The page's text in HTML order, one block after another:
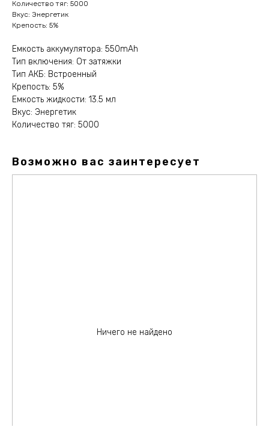
Количество тяг: 5000
Вкус: Энергетик
Крепость: 5%
Емкость аккумулятора: 550mAh
Тип включения: От затяжки
Тип АКБ: Встроенный
Крепость: 5%
Емкость жидкости: 13.5 мл
Вкус: Энергетик
Количество тяг: 5000
Возможно вас заинтересует
Ничего не найдено